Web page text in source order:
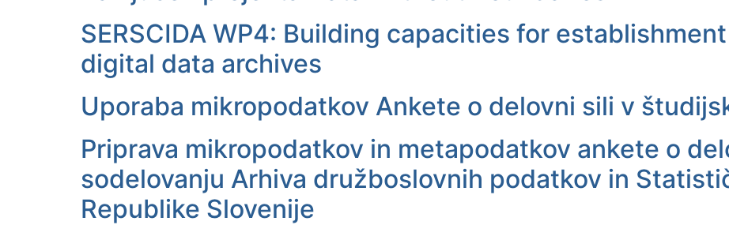
SERSCIDA WP4: Building capacities for
digital data archives
Uporaba mikropodatkov Ankete o delovni sili v
Priprava mikropodatkov in metapodatkov ankete o
sodelovanju Arhiva družboslovnih podatkov in
Republike Slovenije